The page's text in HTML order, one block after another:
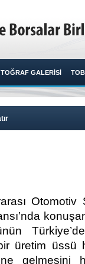
GALERİSİ
üretim üssü
gelmesini